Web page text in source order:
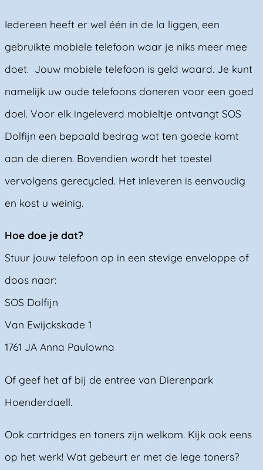
Iedereen heeft er wel één in de la liggen, een
gebruikte mobiele telefoon waar je niks meer mee
doet. Jouw mobiele telefoon is geld waard. Je kunt
namelijk uw oude telefoons doneren voor een goed
doel. Voor elk ingeleverd mobieltje ontvangt SOS
Dolfijn een bepaald bedrag wat ten goede komt
aan de dieren. Bovendien wordt het toestel
vervolgens gerecycled. Het inleveren is eenvoudig
en kost u weinig.
Hoe doe je dat?
Stuur jouw telefoon op in een stevige enveloppe of
doos naar:
SOS Dolfijn
Van Ewijckskade 1
1761 JA Anna Paulowna
Of geef het af bij de entree van Dierenpark
Hoenderdaell.
Ook cartridges en toners zijn welkom. Kijk ook eens
op het werk! Wat gebeurt er met de lege toners?